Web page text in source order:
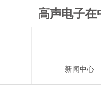
高声电子在
新闻中心